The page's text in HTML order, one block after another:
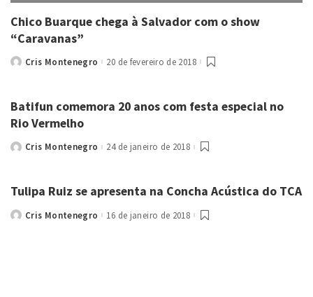
Chico Buarque chega à Salvador com o show
“Caravanas”
PostedCris Montenegro 20 de fevereiro de 2018
Batifun comemora 20 anos com festa especial no
Rio Vermelho
PostedCris Montenegro 24 de janeiro de 2018
Tulipa Ruiz se apresenta na Concha Acústica do TCA
PostedCris Montenegro 16 de janeiro de 2018